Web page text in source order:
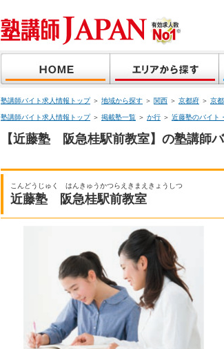
塾講師バイト求人情報トップ＞ 地域から探す ＞ 関西 ＞ 京都府 ＞ 京
塾講師バイト求人情報トップ＞ 掲載塾一覧 ＞ か行 ＞ 近藤塾のバイト
【近藤塾 阪急桂駅前教室】の塾講師
こんどうじゅく はんきゅうかつらえきまえきょうしつ
近藤塾 阪急桂駅前教室